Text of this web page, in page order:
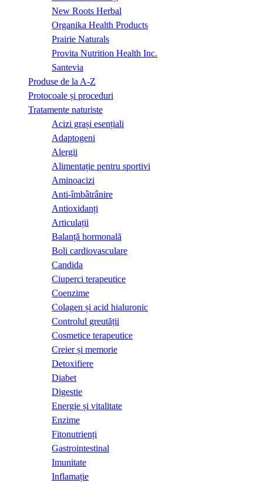
New Roots Herbal
Organika Health Products
Prairie Naturals
Provita Nutrition Health Inc.
Santevia
Produse de la A-Z
Protocoale și proceduri
Tratamente naturiste
Acizi grași esențiali
Adaptogeni
Alergii
Alimentație pentru sportivi
Aminoacizi
Anti-îmbâtrânire
Antioxidanți
Articulații
Balanță hormonală
Boli cardiovasculare
Candida
Ciuperci terapeutice
Coenzime
Colagen și acid hialuronic
Controlul greutății
Cosmetice terapeutice
Creier și memorie
Detoxifiere
Diabet
Digestie
Energie și vitalitate
Enzime
Fitonutrienți
Gastrointestinal
Imunitate
Inflamație